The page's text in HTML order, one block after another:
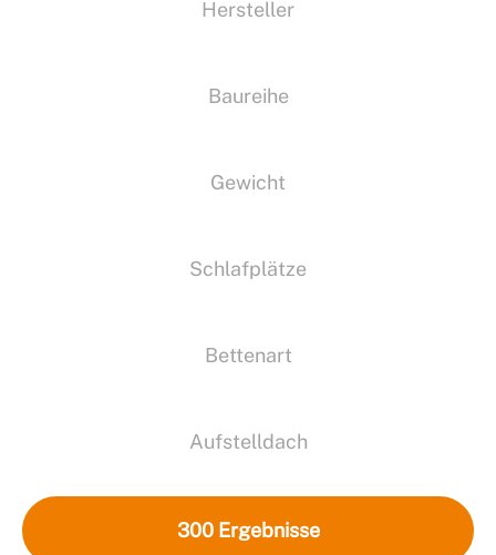
Hersteller
Baureihe
Gewicht
Schlafplätze
Bettenart
Aufstelldach
300 Ergebnisse